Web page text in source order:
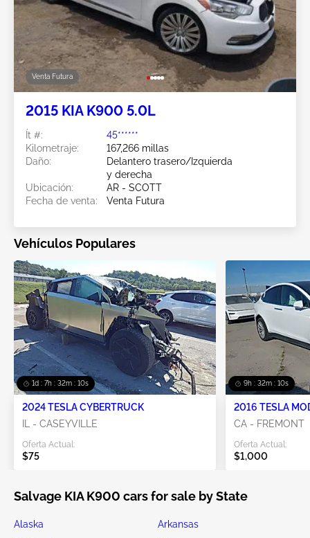
Venta Futura
2015 KIA K900 5.0L
Ít #:
45******
Kilometraje:
167,266 millas
Daño:
Delantero trasero/Izquierda
y derecha
Ubicación:
AR - SCOTT
Fecha de venta:
Venta Futura
Vehículos Populares
1d : 7h : 32m : 09s
2024 TESLA CYBERTRUCK
IL - CASEYVILLE
Oferta Actual:
$75
9h : 32m : 09s
2016 TESLA
CA - FREMONT
Oferta Actual:
$1,000
Salvage KIA K900 cars for sale by State
Alaska
Arkansas